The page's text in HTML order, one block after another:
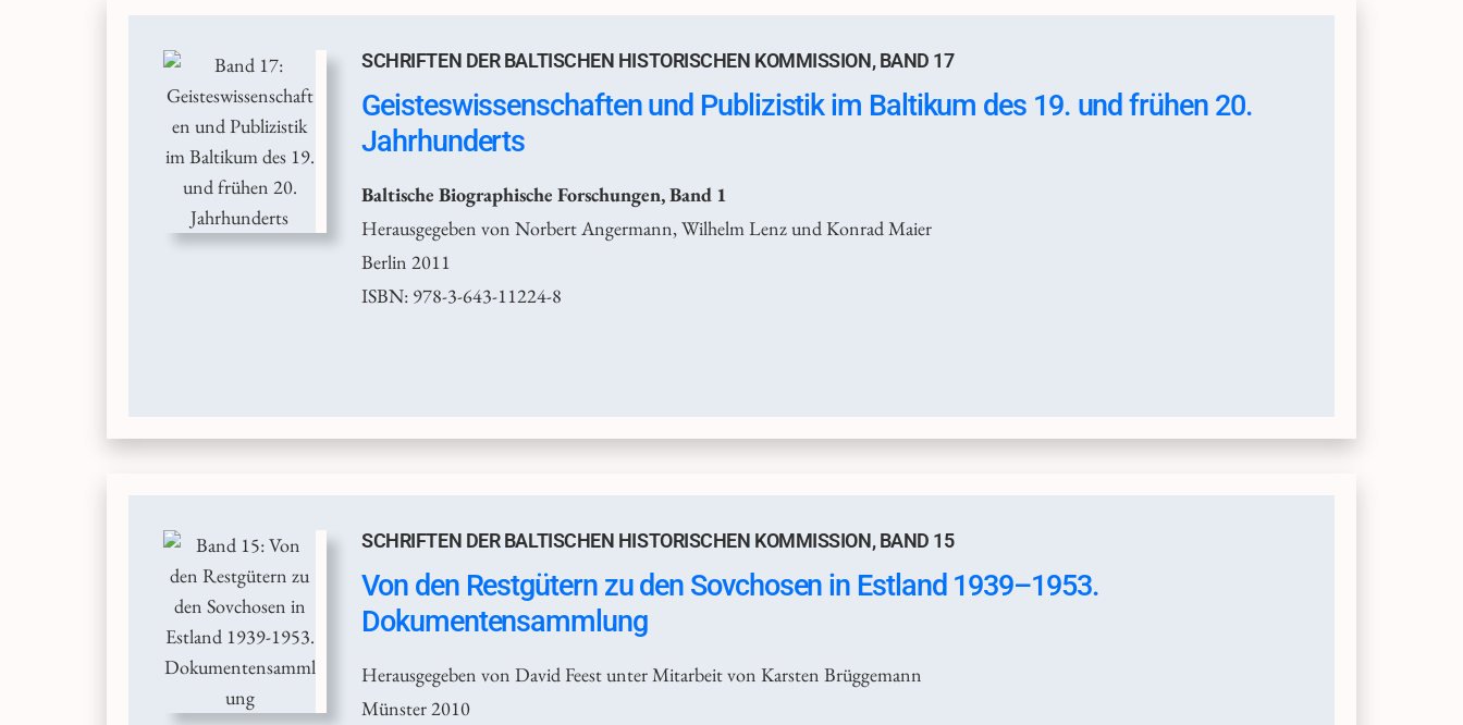
SCHRIFTEN DER BALTISCHEN HISTORISCHEN KOMMISSION, BAND 17
Geisteswissenschaften und Publizistik im Baltikum des 19. und frühen 20.
Jahrhunderts
Baltische Biographische Forschungen, Band 1
Herausgegeben von Norbert Angermann, Wilhelm Lenz und Konrad Maier
Berlin 2011
ISBN: 978-3-643-11224-8
SCHRIFTEN DER BALTISCHEN HISTORISCHEN KOMMISSION, BAND 15
Von den Restgütern zu den Sovchosen in Estland 1939–1953.
Dokumentensammlung
Herausgegeben von David Feest unter Mitarbeit von Karsten Brüggemann
Münster 2010